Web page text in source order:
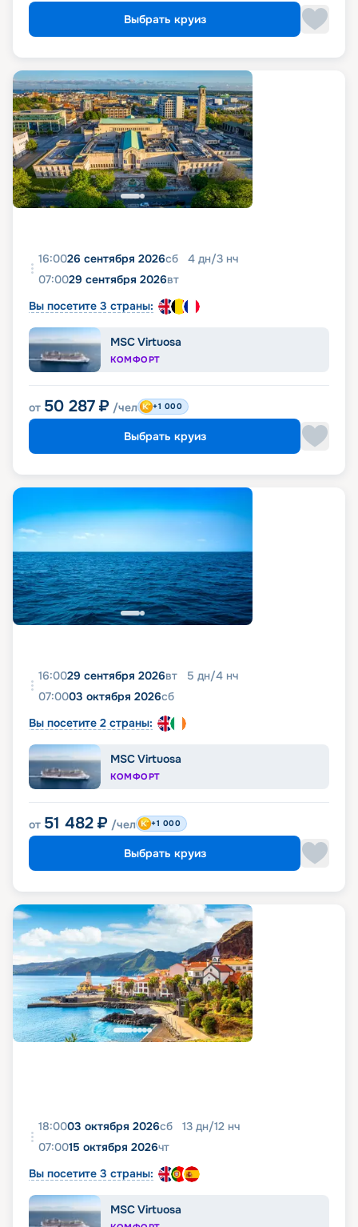
Выбрать круиз
16:0026 сентября 2026сб 4 дн/3 нч
07:0029 сентября 2026вт
Вы посетите 3 страны:
MSC Virtuosa
КОМФОРТ
от 50 287 ₽ /чел +1 000
Выбрать круиз
16:0029 сентября 2026вт 5 дн/4 нч
07:0003 октября 2026сб
Вы посетите 2 страны:
MSC Virtuosa
КОМФОРТ
от 51 482 ₽ /чел +1 000
Выбрать круиз
18:0003 октября 2026сб 13 дн/12 нч
07:0015 октября 2026чт
Вы посетите 3 страны:
MSC Virtuosa